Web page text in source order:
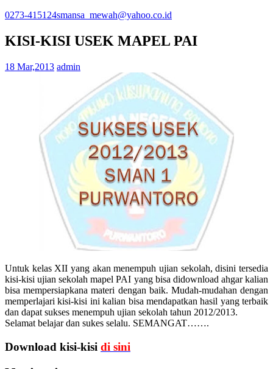
0273-415124smansa_mewah@yahoo.co.id
KISI-KISI USEK MAPEL PAI
18 Mar,2013 admin
Untuk kelas XII yang akan menempuh ujian sekolah, disini tersedia
kisi-kisi ujian sekolah mapel PAI yang bisa didownload ahgar kalian
bisa mempersiapkana materi dengan baik. Mudah-mudahan dengan
memperlajari kisi-kisi ini kalian bisa mendapatkan hasil yang terbaik
dan dapat sukses menempuh ujian sekolah tahun 2012/2013.
Selamat belajar dan sukes selalu. SEMANGAT…….
Download kisi-kisi di sini